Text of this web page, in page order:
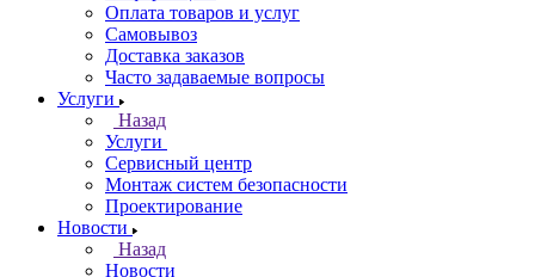
Оплата товаров и услуг
Самовывоз
Доставка заказов
Часто задаваемые вопросы
Услуги
Назад
Услуги
Сервисный центр
Монтаж систем безопасности
Проектирование
Новости
Назад
Новости